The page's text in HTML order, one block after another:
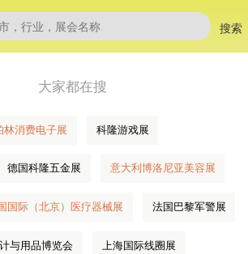
搜索
大家都在搜
林消费电子展 科隆游戏展
德国科隆五金展 意大利博洛尼亚美容展
国际（北京）医疗器械展 法国巴黎军警展
与用品博览会 上海国际线圈展